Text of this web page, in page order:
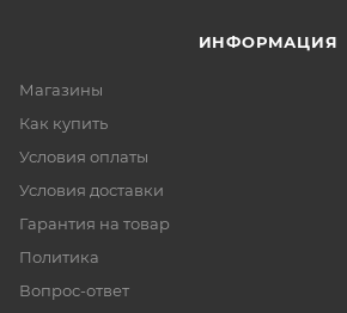
ИНФОРМАЦИЯ
Магазины
Как купить
Условия оплаты
Условия доставки
Гарантия на товар
Политика
Вопрос-ответ